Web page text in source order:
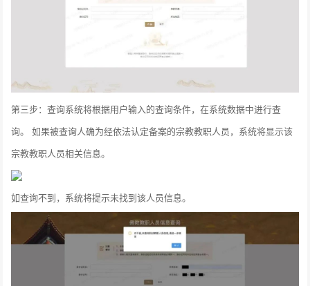
第三步：查询系统将根据用户输入的查询条件，在系统数据中进行查
询。 如果被查询人确为经依法认定备案的宗教教职人员，系统将显示该
宗教教职人员相关信息。
如查询不到，系统将提示未找到该人员信息。